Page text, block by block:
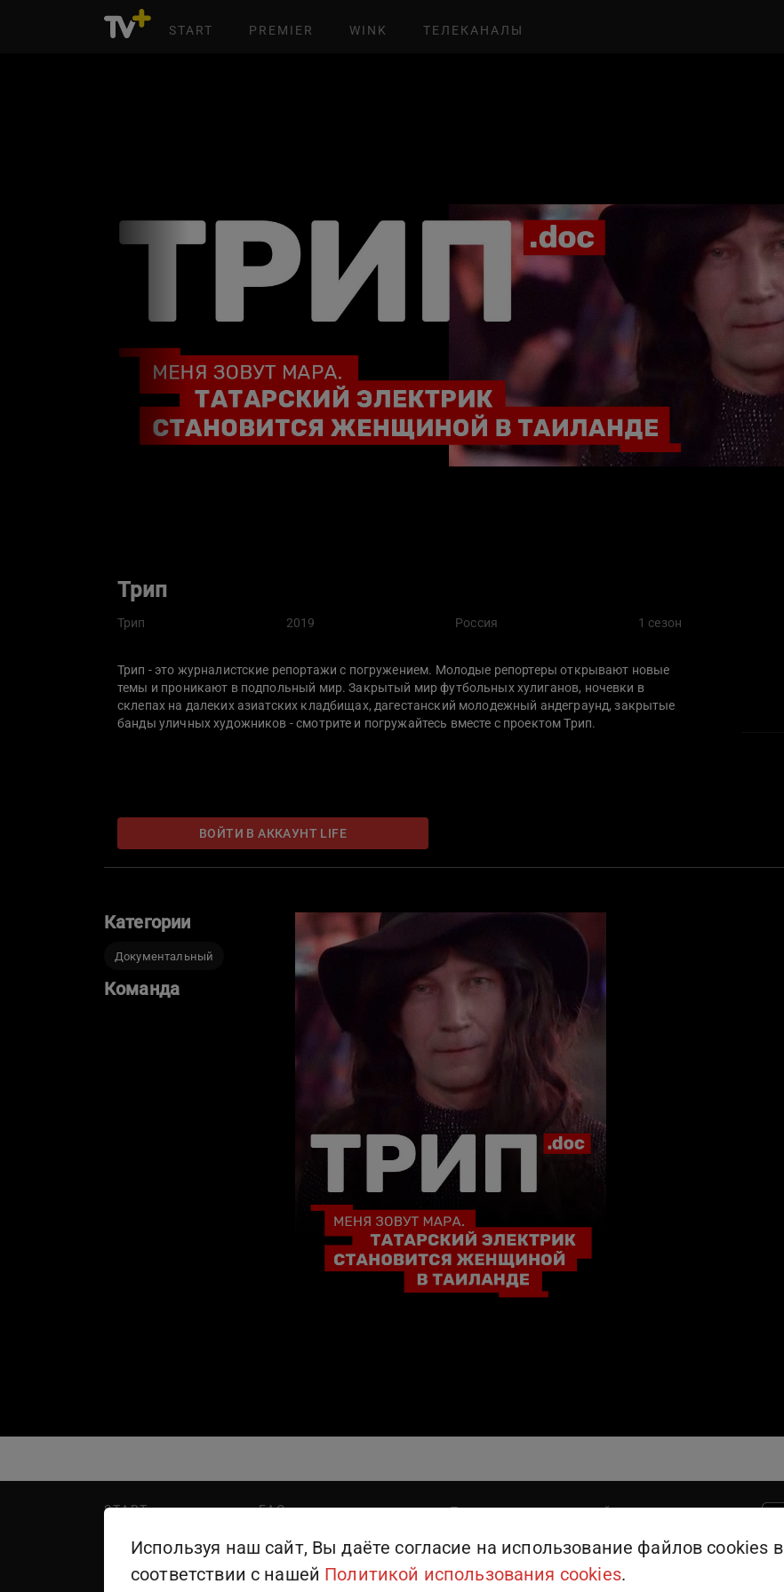
START PREMIER WINK ТЕЛЕКАНАЛЫ
Трип
Трип 2019 Россия 1 сезон
Трип - это журналистские репортажи с погружением. Молодые репортеры открывают новые
темы и проникают в подпольный мир. Закрытый мир футбольных хулиганов, ночевки в
склепах на далеких азиатских кладбищах, дагестанский молодежный андеграунд, закрытые
банды уличных художников - смотрите и погружайтесь вместе с проектом Трип.
ВОЙТИ В АККАУНТ LIFE
Категории
Документальный
Команда
START
FAQ
Поддержка пользователей
Используя наш сайт, Вы даёте согласие на использование файлов cookies в
соответствии с нашей Политикой использования cookies.